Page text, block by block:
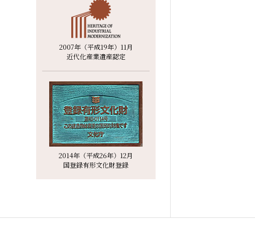
2007年（平成19年）11月
近代化産業遺産認定
2014年（平成26年）12月
国登録有形文化財登録